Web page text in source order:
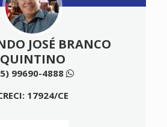
JOSÉ BRANCO
QUINTINO
99690-4888
17924/CE